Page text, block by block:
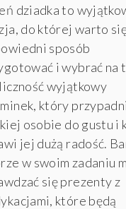
dziadka to
do której warto
sposób
i wybrać na
wyjątkowy
który
osobie do gustu i
jej dużą radość.
w swoim zadaniu
się prezenty z
które będą